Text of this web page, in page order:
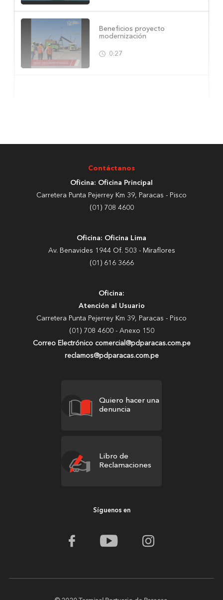
Beneficios proyecto
modernización
0:27
Contáctanos
Oficina: Oficina Principal
Carretera Punta Pejerrey Km 39, Paracas - Pisco
(01) 708 4600
Oficina: Oficina Lima
Av. Benavides 1944 Of. 503 - Miraflores
(01) 616 3666
Oficina:
Atención al Usuario
Carretera Punta Pejerrey Km 39, Paracas - Pisco
(01) 708 4600 - Anexo 150
Correo Electrónico comercial@pdparacas.com.pe
reclamos@pdparacas.com.pe
Quiero hacer una
denuncia
Libro de
Reclamaciones
Síguenos en